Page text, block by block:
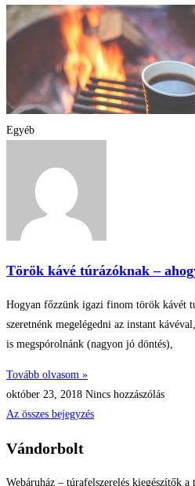
Egyéb
Török kávé túrázóknak –
Hogyan főzzünk igazi finom török kávét
szeretnénk megelégedni az instant
is megspórolnánk (nagyon jó döntés),
Tovább olvasom »
október 23, 2018 Nincs hozzászólás
Az összes bejegyzés
Vándorbolt
Webáruház – túrafelszerelés kiegészítők a